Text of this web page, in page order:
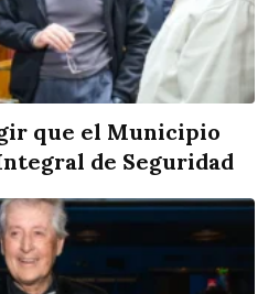
que el Municipio
de Seguridad